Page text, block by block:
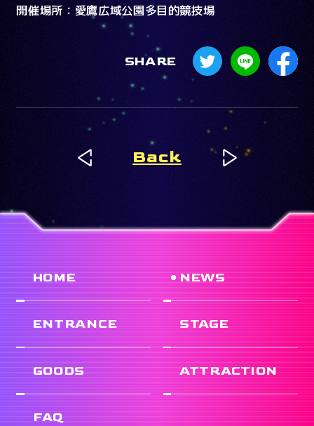
開催場所：愛鷹広域公園多目的競技場
SHARE
Back
HOME NEWS
ENTRANCE STAGE
GOODS ATTRACTION
FAQ